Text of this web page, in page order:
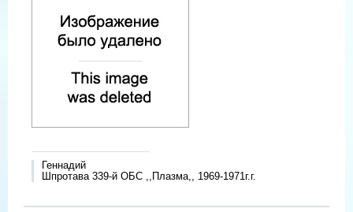
Геннадий
Шпротава 339-й ОБС ,,Плазма,, 1969-1971г.г.